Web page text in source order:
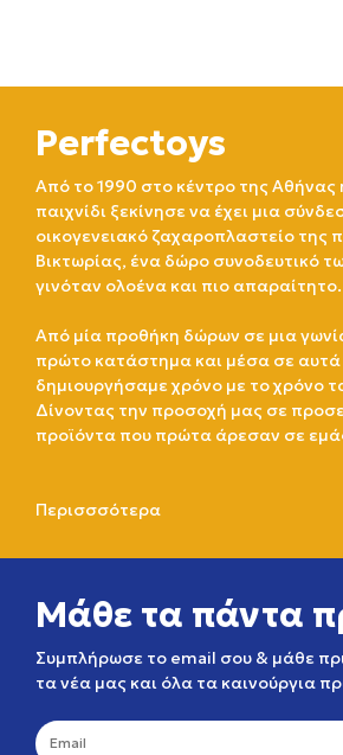
Perfectoys
Από το 1990 στο κέντρο της Αθήνας
παιχνίδι ξεκίνησε να έχει μια
οικογενειακό ζαχαροπλαστείο της
Βικτωρίας, ένα δώρο συνοδευτικό
γινόταν ολοένα και πιο απαραίτητο.
Από μία προθήκη δώρων σε μια
πρώτο κατάστημα και μέσα σε αυτά
δημιουργήσαμε χρόνο με το χρόνο
Δίνοντας την προσοχή μας σε
προϊόντα που πρώτα άρεσαν σε
Περισσσότερα
Μάθε τα πάντα
Συμπλήρωσε το email σου & μάθε
τα νέα μας και όλα τα καινούργια